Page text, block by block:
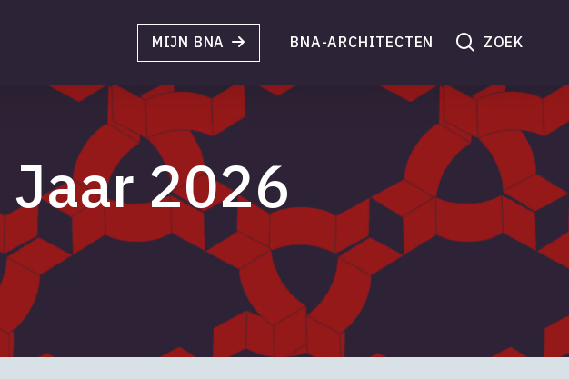
MIJN BNA BNA-ARCHITECTEN search
2026